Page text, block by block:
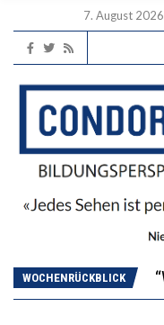
7. August 2026
WOCHENRÜCKBLICK